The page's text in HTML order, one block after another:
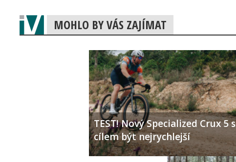
MOHLO BY VÁS ZAJÍMAT
TEST! Nový Specialized Crux 5 s
cílem být nejrychlejší